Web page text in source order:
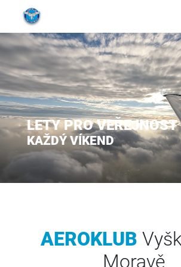
LETY PRO VEŘEJNOST
KAŽDÝ VÍKEND
}
AEROKLUB
Moravě